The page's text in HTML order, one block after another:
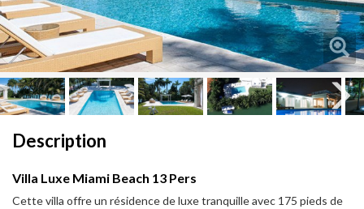
Description
Villa Luxe Miami Beach 13 Pers
Cette villa offre un résidence de luxe tranquille avec 175 pieds de